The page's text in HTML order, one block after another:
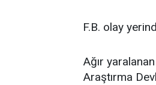
F.B. olay
Ağır
Araştırma